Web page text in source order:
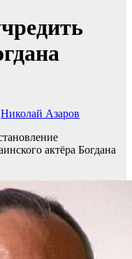
Николай Азаров
актёра Богдана